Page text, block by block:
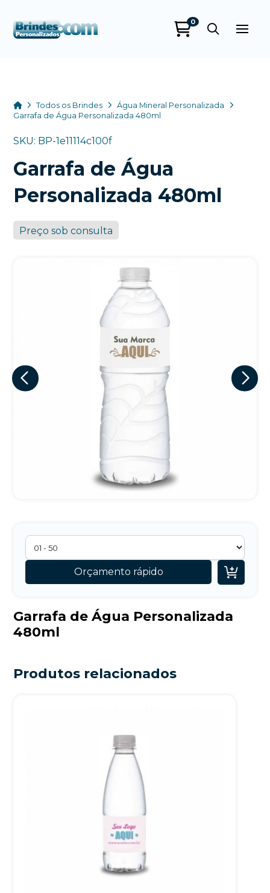
0
HomeTodos os Brindes
Água Mineral Personalizada
Garrafa de Água Personalizada 480ml
SKU: BP-1e11114c100f
Garrafa de Água
Personalizada 480ml
Preço sob consulta
Orçamento rápido 
Garrafa de Água Personalizada
480ml
Produtos relacionados
+55
Eu concordo em receber comunicações.
A nossa empresa está comprometida a proteger e respeitar
sua privacidade, utilizaremos seus dados apenas para fins
de marketing. Você pode alterar suas preferências a
qualquer momento.
Iniciar conversa